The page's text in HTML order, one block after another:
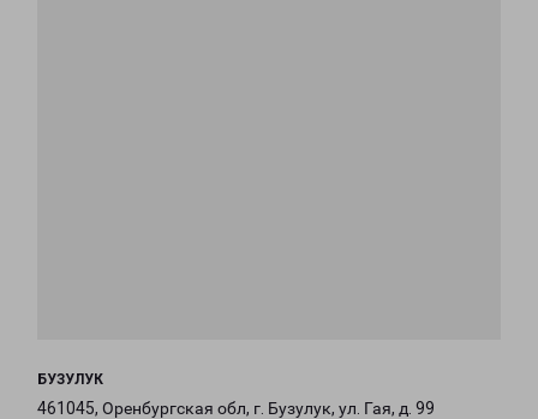
БУЗУЛУК
461045, Оренбургская обл, г. Бузулук, ул. Гая, д. 99